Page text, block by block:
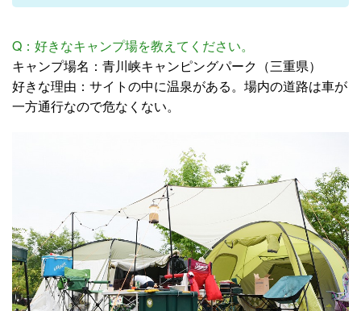
Q：好きなキャンプ場を教えてください。
キャンプ場名：青川峡キャンピングパーク（三重県）
好きな理由：サイトの中に温泉がある。場内の道路は車が
一方通行なので危なくない。